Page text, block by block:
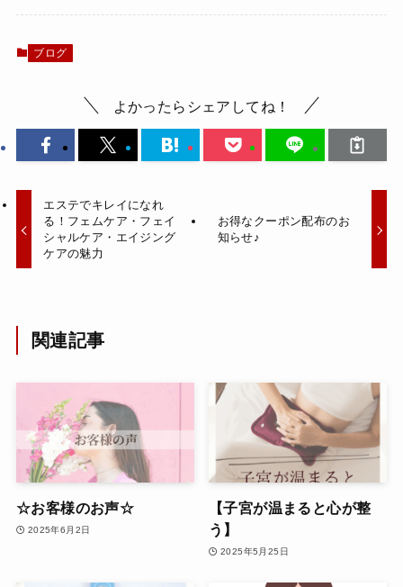
ブログ
よかったらシェアしてね！
エステでキレイになれ
る！フェムケア・フェイ
シャルケア・エイジング
ケアの魅力
お得なクーポン配布のお
知らせ♪
関連記事
☆お客様のお声☆
2025年6月2日
【子宮が温まると心が整
う】
2025年5月25日